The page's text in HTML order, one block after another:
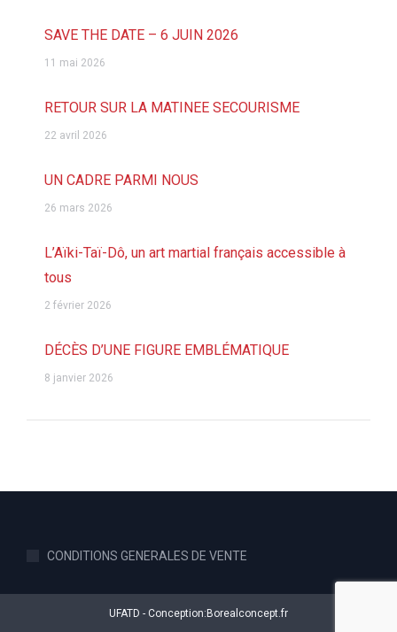
SAVE THE DATE – 6 JUIN 2026
11 mai 2026
RETOUR SUR LA MATINEE SECOURISME
22 avril 2026
UN CADRE PARMI NOUS
26 mars 2026
L’Aïki-Taï-Dô, un art martial français accessible à
tous
2 février 2026
DÉCÈS D’UNE FIGURE EMBLÉMATIQUE
8 janvier 2026
CONDITIONS GENERALES DE VENTE
UFATD - Conception: Borealconcept.fr